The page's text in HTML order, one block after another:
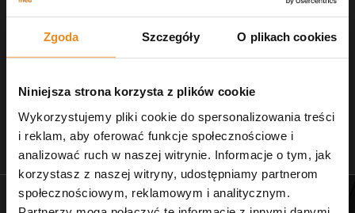
Zgoda Szczegóły O plikach cookies
Niniejsza strona korzysta z plików cookie
Wykorzystujemy pliki cookie do spersonalizowania treści
i reklam, aby oferować funkcje społecznościowe i
analizować ruch w naszej witrynie. Informacje o tym, jak
korzystasz z naszej witryny, udostępniamy partnerom
społecznościowym, reklamowym i analitycznym.
krótki e-mail lub telefon z informacją, że
realizacja się opóźni, przeprosiny i pytanie,
czy zgadzam się poczekać kilka dni dłużej.
Taka komunikacja buduje zaufanie,
zamówiłam ten sam ciśnieniomierz w innym
sklepie – zamówienie zostało wysłane już
następnego dnia. Moja opinia nie dotyczy
jakości oferowanych produktów, ponieważ
nie miałam okazji ich otrzymać. Dotyczy
wyłącznie mojego doświadczenia z
obsługą zamówienia i komunikacją ze
strony sklepu.
Stetoskopy
zobacz naszą ofertę
Nożczyki do strzyżenia
dla salonów pielęgnacji